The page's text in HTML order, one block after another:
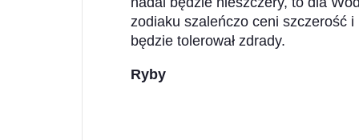
zodiaku szaleńczo ceni szczerość
będzie tolerował zdrady.
Ryby